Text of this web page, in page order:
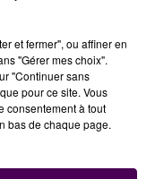
The Voice & The Voice
et fermer", ou affiner en
"Gérer mes choix".
"Continuer sans
pour ce site. Vous
consentement à tout
bas de chaque page.